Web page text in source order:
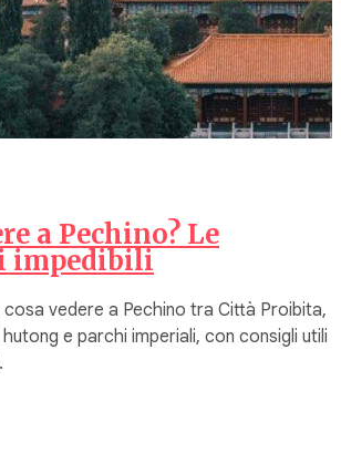
a Pechino? Le
impedibili
vedere a Pechino tra Città Proibita,
e parchi imperiali, con consigli utili